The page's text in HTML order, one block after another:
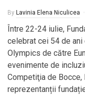
By Lavinia Elena Niculicea
Între 22-24 iulie,
celebrat cei 54 de
Olympics de către
evenimente de
Competiţia de Bocce,
reprezentanții